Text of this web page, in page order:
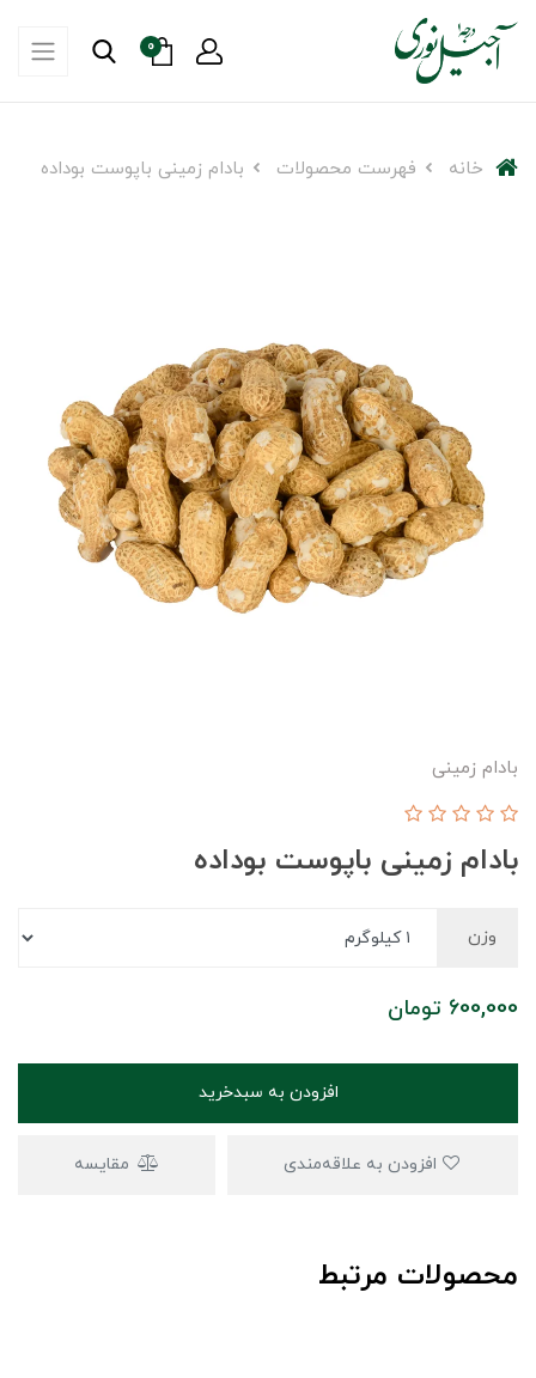
0
خانه فهرست محصولات بادام زمینی باپوست بوداده
بادام زمینی
بادام زمینی باپوست بوداده
وزن
600,000 تومان
افزودن به سبدخرید
مقایسه
محصولات مرتبط